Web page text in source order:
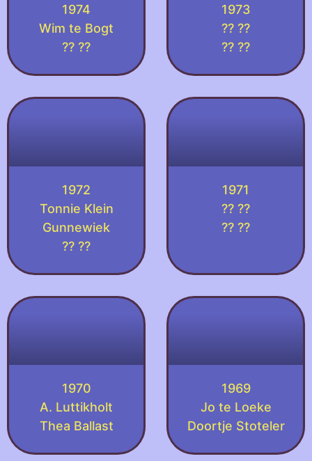
1974
Wim te Bogt
?? ??
1973
?? ??
?? ??
1972
Tonnie Klein
Gunnewiek
?? ??
1971
?? ??
?? ??
1970
A. Luttikholt
Thea Ballast
1969
Jo te Loeke
Doortje Stoteler